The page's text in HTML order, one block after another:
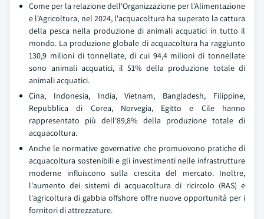
Come per la relazione dell'Organizzazione per l'Alimentazione
e l'Agricoltura, nel 2024, l'acquacoltura ha superato la cattura
della pesca nella produzione di animali acquatici in tutto il
mondo. La produzione globale di acquacoltura ha raggiunto
130,9 milioni di tonnellate, di cui 94,4 milioni di tonnellate
sono animali acquatici, il 51% della produzione totale di
animali acquatici.
Cina, Indonesia, India, Vietnam, Bangladesh, Filippine,
Repubblica di Corea, Norvegia, Egitto e Cile hanno
rappresentato più dell'89,8% della produzione totale di
acquacoltura.
Anche le normative governative che promuovono pratiche di
acquacoltura sostenibili e gli investimenti nelle infrastrutture
moderne influiscono sulla crescita del mercato. Inoltre,
l'aumento dei sistemi di acquacoltura di ricircolo (RAS) e
l'agricoltura di gabbia offshore offre nuove opportunità per i
fornitori di attrezzature.